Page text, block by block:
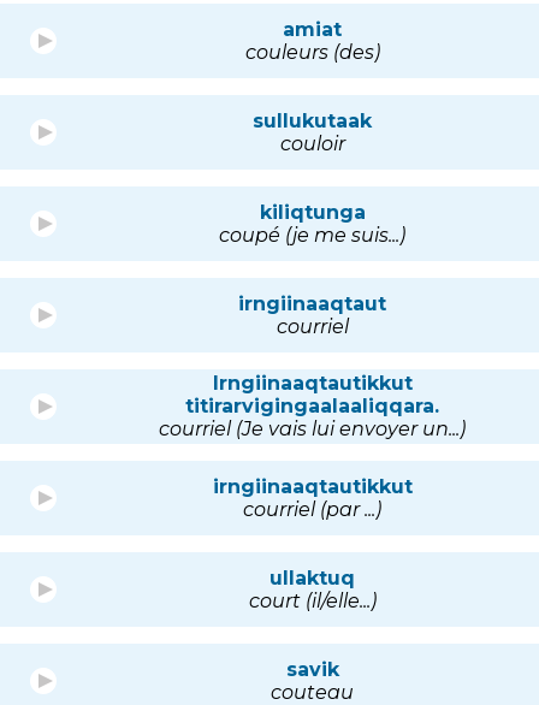
amiat
couleurs (des)
sullukutaak
couloir
kiliqtunga
coupé (je me suis...)
irngiinaaqtaut
courriel
Irngiinaaqtautikkut
titirarvigingaalaaliqqara.
courriel (Je vais lui envoyer un...)
irngiinaaqtautikkut
courriel (par ...)
ullaktuq
court (il/elle...)
savik
couteau